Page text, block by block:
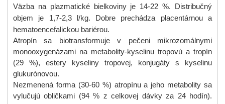
Väzba na plazmatické bielkoviny je 14-22 %. Distribučný
objem je 1,7-2,3 l/kg. Dobre prechádza placentárnou a
hematoencefalickou bariérou.
Atropín sa biotransformuje v pečeni mikrozomálnymi
monooxygenázami na metabolity-kyselinu tropovú a tropín
(29 %), estery kyseliny tropovej, konjugáty s kyselinu
glukurónovou.
Nezmenená forma (30-60 %) atropínu a jeho metabolity sa
vylučujú obličkami (94 % z celkovej dávky za 24 hodín).